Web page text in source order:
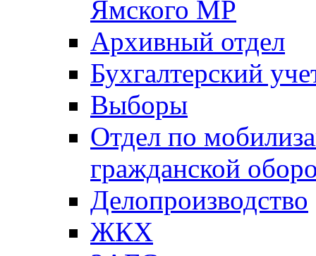
Ямского МР
Архивный отдел
Бухгалтерский
Выборы
Отдел по
гражданской
Делопроизводство
ЖКХ